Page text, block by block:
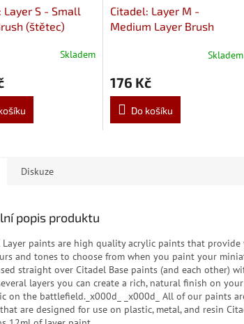
Layer S - Small
(štětec)
Skladem
Citadel: Layer M -
Medium Layer Brush
Skladem
176 Kč
Do košíku
Diskuze
popis produktu
Layer paints are high quality acrylic paints that
and tones to choose from when you paint your
straight over Citadel Base paints (and each other)
layers you can create a rich, natural finish on
on the battlefield._x000d_ _x000d_ All of our paints
are designed for use on plastic, metal, and resin